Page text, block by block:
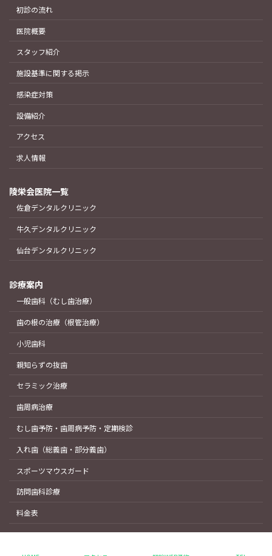
初診の流れ
医院概要
スタッフ紹介
施設基準に関する掲示
感染症対策
設備紹介
アクセス
求人情報
陵栄会医院一覧
佐倉デンタルクリニック
牛久デンタルクリニック
仙台デンタルクリニック
診療案内
一般歯科（むし歯治療）
歯の根の治療（根管治療）
小児歯科
親知らずの抜歯
セラミック治療
歯周病治療
むし歯予防・歯周病予防・定期検診
入れ歯（総義歯・部分義歯）
スポーツマウスガード
訪問歯科診療
料金表